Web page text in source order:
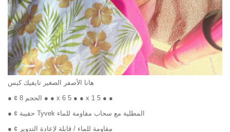
هانا الأصفر الصغير تايفيك كيس
● ¢ الحجم 8 ● ● x 6 5 ● ● x 1 5 ● ●
● ¢ حقيبة Tyvek المطلية مع سحاب مقاومة للماء
● ¢ مقاومة للماء / قابلة لإعادة التدوير